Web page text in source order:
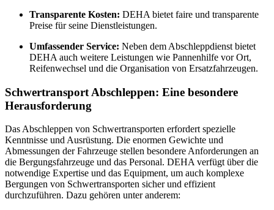
Transparente Kosten: DEHA bietet faire und transparente
Preise für seine Dienstleistungen.
Umfassender Service: Neben dem Abschleppdienst bietet
DEHA auch weitere Leistungen wie Pannenhilfe vor Ort,
Reifenwechsel und die Organisation von Ersatzfahrzeugen.
Schwertransport Abschleppen: Eine besondere
Herausforderung
Das Abschleppen von Schwertransporten erfordert spezielle
Kenntnisse und Ausrüstung. Die enormen Gewichte und
Abmessungen der Fahrzeuge stellen besondere Anforderungen an
die Bergungsfahrzeuge und das Personal. DEHA verfügt über die
notwendige Expertise und das Equipment, um auch komplexe
Bergungen von Schwertransporten sicher und effizient
durchzuführen. Dazu gehören unter anderem: